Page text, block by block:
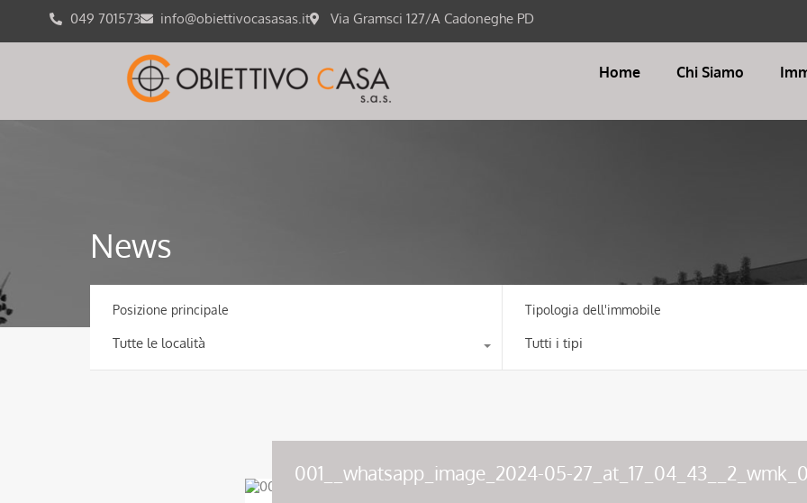
049 701573 info@obiettivocasasas.it Via Gramsci 127/A Cadoneghe PD
Home Chi Siamo
News
Posizione principale
Tutte le località
Tipologia dell'immobile
Tutti i tipi
001__whatsapp_image_2024-05-